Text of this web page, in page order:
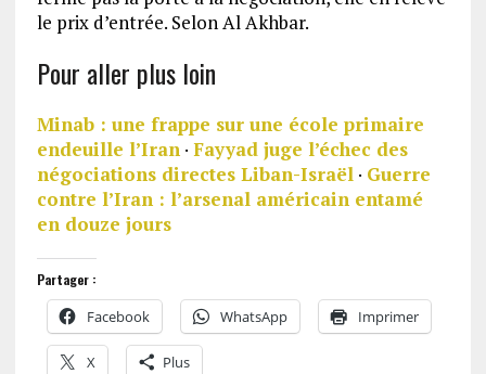
le prix d’entrée. Selon Al Akhbar.
Pour aller plus loin
Minab : une frappe sur une école primaire
endeuille l’Iran· Fayyad juge l’échec des
négociations directes Liban-Israël· Guerre
contre l’Iran : l’arsenal américain entamé
en douze jours
Partager :
Facebook WhatsApp Imprimer
X Plus